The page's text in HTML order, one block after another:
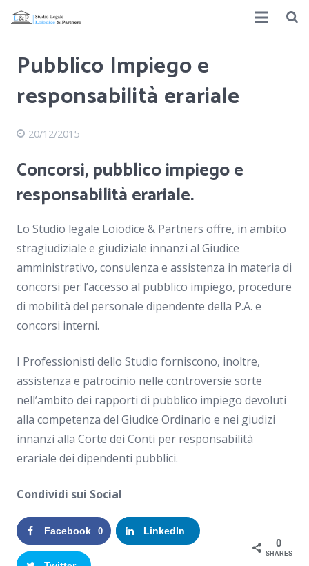
Pubblico Impiego e
responsabilità erariale
20/12/2015
Concorsi, pubblico impiego e
responsabilità erariale.
Lo Studio legale Loiodice & Partners offre, in ambito
stragiudiziale e giudiziale innanzi al Giudice
amministrativo, consulenza e assistenza in materia di
concorsi per l’accesso al pubblico impiego, procedure
di mobilità del personale dipendente della P.A. e
concorsi interni.
I Professionisti dello Studio forniscono, inoltre,
assistenza e patrocinio nelle controversie sorte
nell’ambito dei rapporti di pubblico impiego devoluti
alla competenza del Giudice Ordinario e nei giudizi
innanzi alla Corte dei Conti per responsabilità
erariale dei dipendenti pubblici.
Condividi sui Social
Facebook 0 LinkedIn
0
SHARES